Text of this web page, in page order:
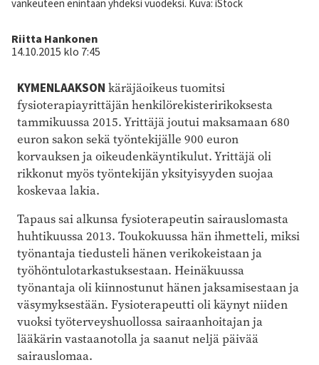
vankeuteen enintään yhdeksi vuodeksi. Kuva: iStock
Kirjoittaja
Riitta Hankonen
14.10.2015 klo 7:45
KYMENLAAKSON käräjäoikeus tuomitsi
fysioterapiayrittäjän henkilörekisteririkoksesta
tammikuussa 2015. Yrittäjä joutui maksamaan 680
euron sakon sekä työntekijälle 900 euron
korvauksen ja oikeudenkäyntikulut. Yrittäjä oli
rikkonut myös työntekijän yksityisyyden suojaa
koskevaa lakia.
Tapaus sai alkunsa fysioterapeutin sairauslomasta
huhtikuussa 2013. Toukokuussa hän ihmetteli, miksi
työnantaja tiedusteli hänen verikokeistaan ja
työhöntulotarkastuksestaan. Heinäkuussa
työnantaja oli kiinnostunut hänen jaksamisestaan ja
väsymyksestään. Fysioterapeutti oli käynyt niiden
vuoksi työterveyshuollossa sairaanhoitajan ja
lääkärin vastaanotolla ja saanut neljä päivää
sairauslomaa.